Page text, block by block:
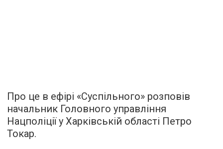
Про це в ефірі «Суспільного» розповів
начальник Головного управління
Нацполіції у Харківській області Петро
Токар.